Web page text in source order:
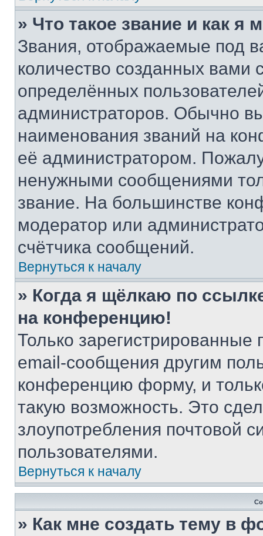
» Что такое звание и как я
Звания, отображаемые под
количество созданных
определённых
администраторов. Обычно
наименования званий на
её администратором.
ненужными сообщениями
звание. На большинстве
модератор или
счётчика сообщений.
Вернуться к началу
» Когда я щёлкаю по
на конференцию!
Только зарегистрированные
email-сообщения другим
конференцию форму, и
такую возможность. Это
злоупотребления почтовой
пользователями.
Вернуться к началу
» Как мне создать тему в